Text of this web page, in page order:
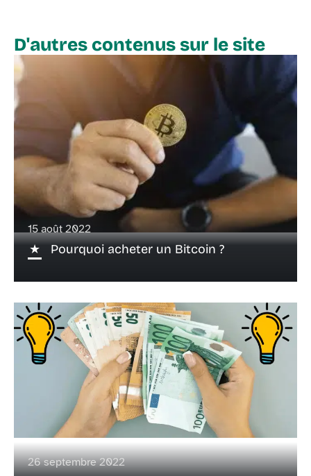
D'autres contenus sur le site
15 août 2022
Pourquoi acheter un Bitcoin ?
26 septembre 2022